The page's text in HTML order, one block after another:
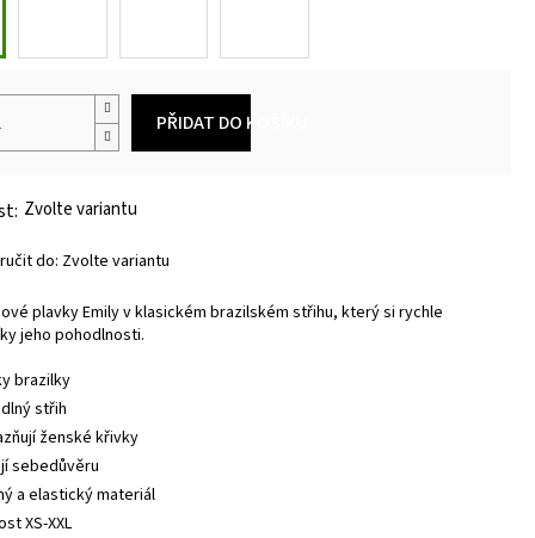
Zvolte variantu
do: Zvolte variantu
PŘIDAT DO KOŠÍKU
plavky Emily v klasickém brazilském střihu, který si rychle
jeho pohodlnosti.
brazilky
střih
ženské křivky
sebedůvěru
a elastický materiál
XS-XXL